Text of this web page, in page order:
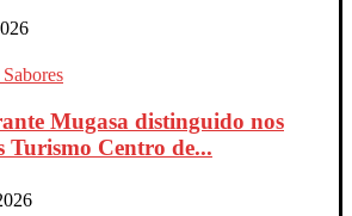
Mugasa distinguido nos
Turismo Centro de...